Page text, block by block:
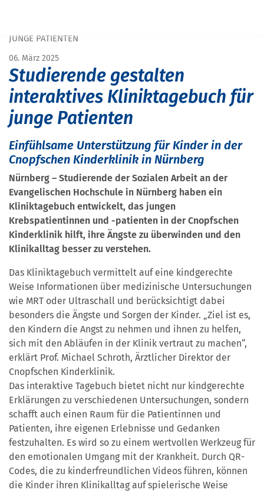
JUNGE PATIENTEN
06. März 2025
Studierende gestalten
interaktives Kliniktagebuch für
junge Patienten
Einfühlsame Unterstützung für Kinder in der
Cnopfschen Kinderklinik in Nürnberg
Nürnberg – Studierende der Sozialen Arbeit an der
Evangelischen Hochschule in Nürnberg haben ein
Kliniktagebuch entwickelt, das jungen
Krebspatientinnen und -patienten in der Cnopfschen
Kinderklinik hilft, ihre Ängste zu überwinden und den
Klinikalltag besser zu verstehen.
Das Kliniktagebuch vermittelt auf eine kindgerechte
Weise Informationen über medizinische Untersuchungen
wie MRT oder Ultraschall und berücksichtigt dabei
besonders die Ängste und Sorgen der Kinder. „Ziel ist es,
den Kindern die Angst zu nehmen und ihnen zu helfen,
sich mit den Abläufen in der Klinik vertraut zu machen“,
erklärt Prof. Michael Schroth, Ärztlicher Direktor der
Cnopfschen Kinderklinik.
Das interaktive Tagebuch bietet nicht nur kindgerechte
Erklärungen zu verschiedenen Untersuchungen, sondern
schafft auch einen Raum für die Patientinnen und
Patienten, ihre eigenen Erlebnisse und Gedanken
festzuhalten. Es wird so zu einem wertvollen Werkzeug für
den emotionalen Umgang mit der Krankheit. Durch QR-
Codes, die zu kinderfreundlichen Videos führen, können
die Kinder ihren Klinikalltag auf spielerische Weise